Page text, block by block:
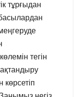
тұрғыдан
тегін
көрсетіп